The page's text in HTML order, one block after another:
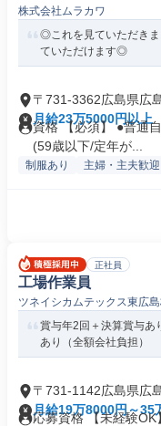
株式会社ムラカワ
◎これを見ていただき
ていただけます◎
〒731-3362広島県広
月給23万5000円以上
資格 【必須】 ●普通
(59歳以下/定年が...
制服あり 主婦・主夫歓迎
正社員
工場作業員
ツネイシカムテックス東広
賞与年2回＋決算賞与あ
あり（全額会社負担）
〒731-1142広島県広
月給19万8000円～35
応募資格 【未経験